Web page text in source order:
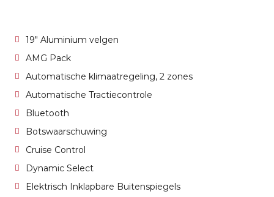
19" Aluminium velgen
AMG Pack
Automatische klimaatregeling, 2 zones
Automatische Tractiecontrole
Bluetooth
Botswaarschuwing
Cruise Control
Dynamic Select
Elektrisch Inklapbare Buitenspiegels